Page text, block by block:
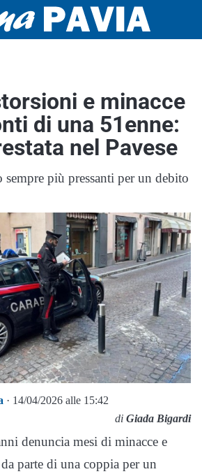
e minacce
di una 51enne:
nel Pavese
sempre più pressanti per un debito
· 14/04/2026 alle 15:42
di Giada Bigardi
denuncia mesi di minacce e
parte di una coppia per un